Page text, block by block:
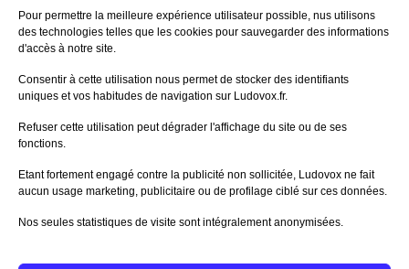
Pour permettre la meilleure expérience utilisateur possible, nus utilisons
des technologies telles que les cookies pour sauvegarder des informations
d'accès à notre site.
Consentir à cette utilisation nous permet de stocker des identifiants
uniques et vos habitudes de navigation sur Ludovox.fr.
Refuser cette utilisation peut dégrader l'affichage du site ou de ses
fonctions.
Etant fortement engagé contre la publicité non sollicitée, Ludovox ne fait
aucun usage marketing, publicitaire ou de profilage ciblé sur ces données.
Nos seules statistiques de visite sont intégralement anonymisées.
Avis de
Sur le jeu Collect!
il y a 1 jour
Avis demorlockbob
Sur le jeu Detective Box - Ciao
Publié leil y a 3 jours
80%
Sur le jeu Detective Box - Ciao
Bella